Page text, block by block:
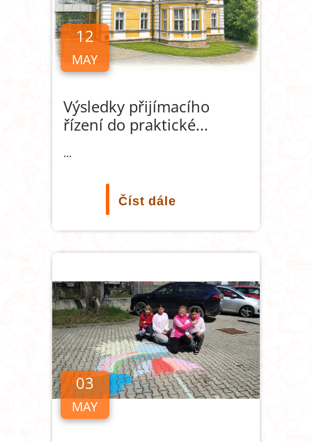
12
MAY
Výsledky přijímacího
řízení do praktické...
...
Číst dále
03
MAY